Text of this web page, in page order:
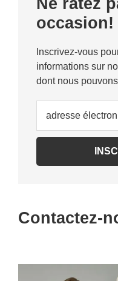
Sidebar
occasion!
Inscrivez-vous
informations sur
dont nous
Contactez-